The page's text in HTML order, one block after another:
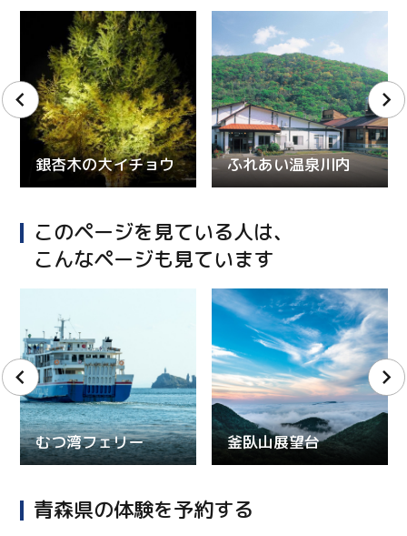
銀杏木の大イチョウ ふれあい温泉川内
このページを見ている人は、
こんなページも見ています
むつ湾フェリー 釜臥山展望台
青森県の体験を予約する